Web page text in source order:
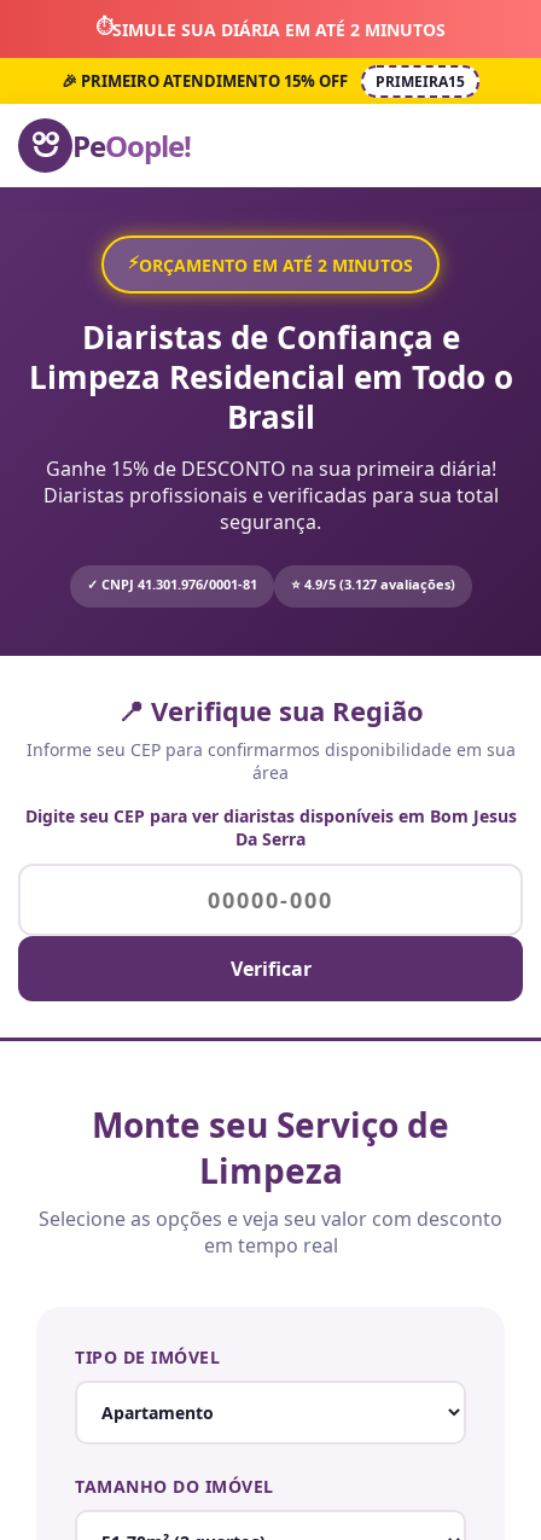
⏱️SIMULE SUA DIÁRIA EM ATÉ 2 MINUTOS
🎉 PRIMEIRO ATENDIMENTO 15% OFF PRIMEIRA15
PeOople!
⚡ORÇAMENTO EM ATÉ 2 MINUTOS
Diaristas de Confiança e
Limpeza Residencial em Todo o
Brasil
Ganhe 15% de DESCONTO na sua primeira diária!
Diaristas profissionais e verificadas para sua total
segurança.
✓ CNPJ 41.301.976/0001-81 ⭐ 4.9/5 (3.127 avaliações)
📍 Verifique sua Região
Informe seu CEP para confirmarmos disponibilidade em sua
área
Digite seu CEP para ver diaristas disponíveis em Bom Jesus
Da Serra
Verificar
Monte seu Serviço de
Limpeza
Selecione as opções e veja seu valor com desconto
em tempo real
TIPO DE IMÓVEL
TAMANHO DO IMÓVEL